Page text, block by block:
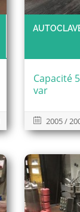
Capacité
var
2005 /